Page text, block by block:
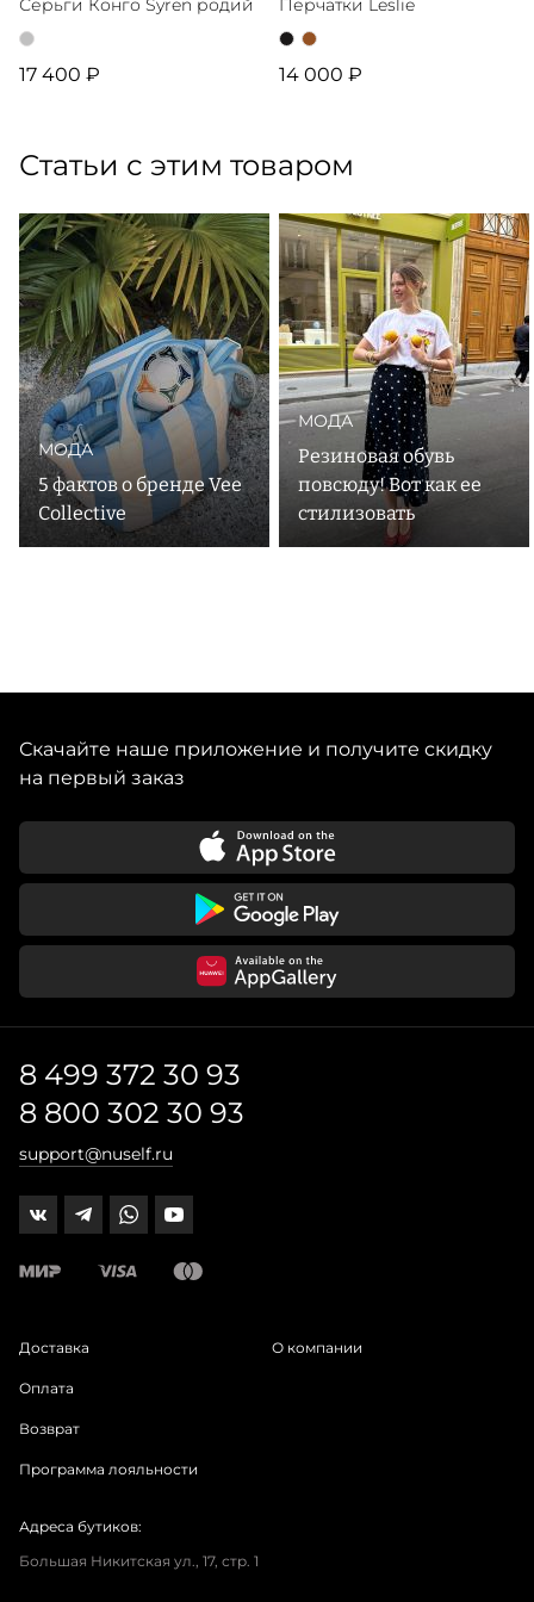
Серьги Конго Syren родий
17 400 ₽
Перчатки Leslie
14 000 ₽
Статьи с этим товаром
МОДА
5 фактов о бренде Vee
Collective
МОДА
Резиновая обувь
повсюду! Вот как ее
стилизовать
Скачайте наше приложение и получите скидку
на первый заказ
8 499 372 30 93
8 800 302 30 93
support@nuself.ru
Доставка
Оплата
Возврат
Программа лояльности
О компании
Адреса бутиков:
Большая Никитская ул., 17, стр. 1